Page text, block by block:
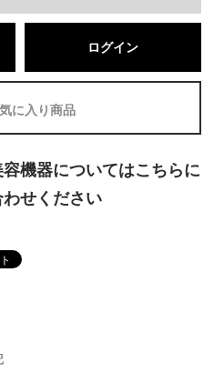
ログイン
に入り商品
機器についてはこちらに
せください